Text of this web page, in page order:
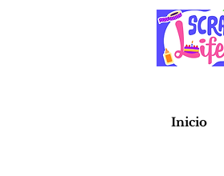
Inicio